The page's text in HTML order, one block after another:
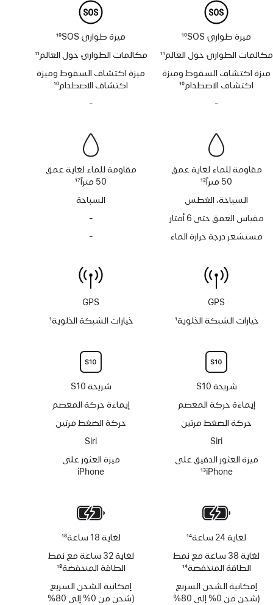
ميزة طوارئ SOS‏
10
مكالمات الطوارئ حول العالم11
ميزة اكتشاف السقوط وميزة
اكتشاف الاصطدام10
-
الإنذار
مقاومة للماء لغاية عمق
50 متراً
12
السباحة، الغطس
مقياس العمق حتى 6 أمتار
مستشعر درجة حرارة الماء
GPS
خيارات الشبكة الخلوية1
شريحة S10
إيماءة حركة المعصم
حركة الضغط مرتين
Siri‏
ميزة العثور الدقيق على
iPhone‏
13
لغاية 24 ساعة
14
لغاية 38 ساعة مع نمط
الطاقة المنخفضة14
إمكانية الشحن السريع
(شحن من 0% إلى 80%
ميزة طوارئ SOS‏
10
مكالمات الطوارئ حول العالم11
ميزة اكتشاف السقوط وميزة
اكتشاف الاصطدام10
-
الإنذار
مقاومة للماء لغاية عمق
50 متراً
17
السباحة
-
حتى
6 أمتار
-
درجة
حرارة الماء
GPS
خيارات الشبكة الخلوية1
شريحة S10
إيماءة حركة المعصم
حركة الضغط مرتين
Siri‏
ميزة العثور على
iPhone
لغاية 18 ساعة
18
لغاية 32 ساعة مع نمط
الطاقة المنخفضة18
إمكانية الشحن السريع
(شحن من 0% إلى 80%